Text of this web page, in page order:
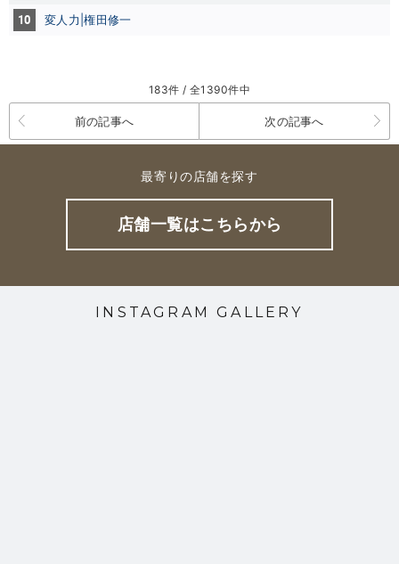
10 変人力|権田修一
183件 / 全1390件中
前の記事へ 次の記事へ
最寄りの店舗を探す
店舗一覧はこちらから
INSTAGRAM GALLERY